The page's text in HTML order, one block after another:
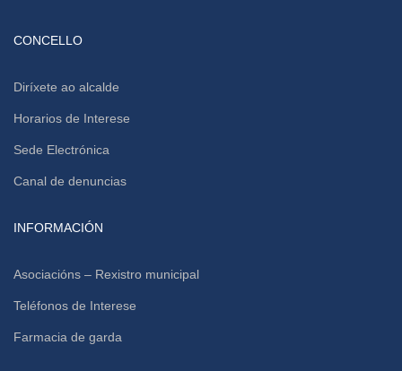
CONCELLO
Diríxete ao alcalde
Horarios de Interese
Sede Electrónica
Canal de denuncias
INFORMACIÓN
Asociacións – Rexistro municipal
Teléfonos de Interese
Farmacia de garda